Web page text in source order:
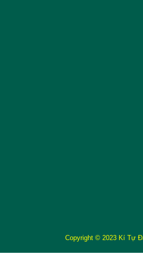
Copyright © 2023 Kí Tự